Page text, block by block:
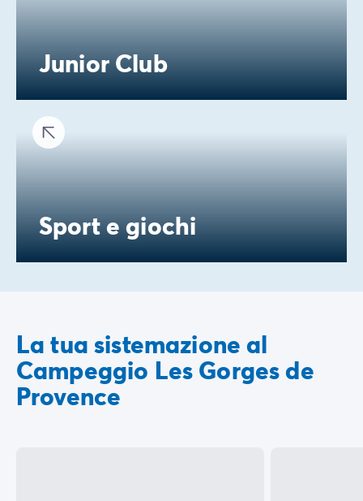
Junior Club
Sport e giochi
La tua sistemazione al
Campeggio Les Gorges de
Provence